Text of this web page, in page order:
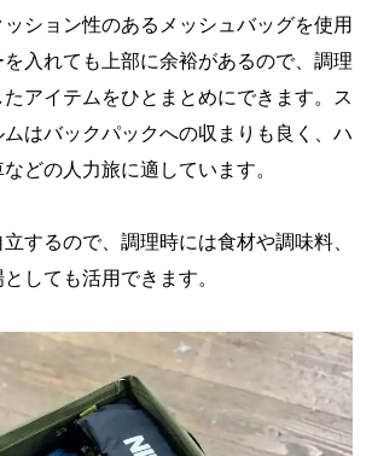
ション性のあるメッシュバッグを使用
入れても上部に余裕があるので、調理
アイテムをひとまとめにできます。ス
はバックパックへの収まりも良く、ハ
どの人力旅に適しています。
するので、調理時には食材や調味料、
しても活用できます。